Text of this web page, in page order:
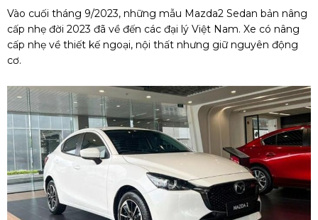
Vào cuối tháng 9/2023, những mẫu Mazda2 Sedan bản nâng
cấp nhẹ đời 2023 đã về đến các đại lý Việt Nam. Xe có nâng
cấp nhẹ về thiết kế ngoại, nội thất nhưng giữ nguyên động
cơ.